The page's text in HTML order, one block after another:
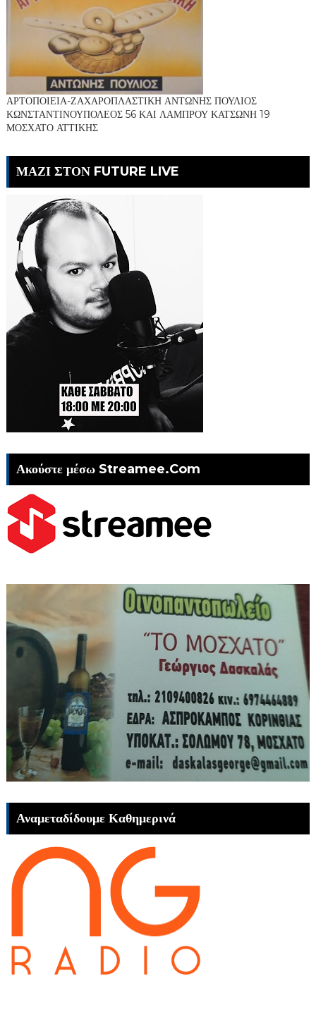
ΑΡΤΟΠΟΙΕΙΑ-ΖΑΧΑΡΟΠΛΑΣΤΙΚΗ ΑΝΤΩΝΗΣ ΠΟΥΛΙΟΣ
ΚΩΝΣΤΑΝΤΙΝΟΥΠΟΛΕΟΣ 56 ΚΑΙ ΛΑΜΠΡΟΥ ΚΑΤΣΩΝΗ 19
ΜΟΣΧΑΤΟ ΑΤΤΙΚΗΣ
ΜΑΖΙ ΣΤΟΝ FUTURE LIVE
Ακούστε μέσω Streamee.Com
Αναμεταδίδουμε Καθημερινά